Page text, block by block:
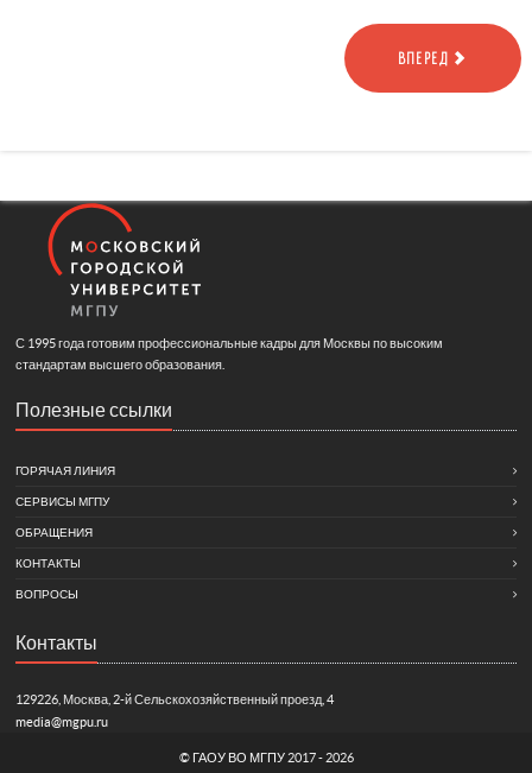
ВПЕРЕД
С 1995 года готовим профессиональные кадры для Москвы по высоким
стандартам высшего образования.
Полезные ссылки
ГОРЯЧАЯ ЛИНИЯ
СЕРВИСЫ МГПУ
ОБРАЩЕНИЯ
КОНТАКТЫ
ВОПРОСЫ
Контакты
129226, Москва, 2-й Сельскохозяйственный проезд, 4
media@mgpu.ru
© ГАОУ ВО МГПУ 2017 - 2026